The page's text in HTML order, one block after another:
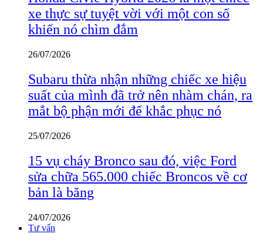
xe thực sự tuyệt vời với một con số
khiến nó chìm đắm
26/07/2026
Subaru thừa nhận những chiếc xe hiệu
suất của mình đã trở nên nhàm chán, ra
mắt bộ phận mới để khắc phục nó
25/07/2026
15 vụ cháy Bronco sau đó, việc Ford
sửa chữa 565.000 chiếc Broncos về cơ
bản là băng
24/07/2026
Tư vấn